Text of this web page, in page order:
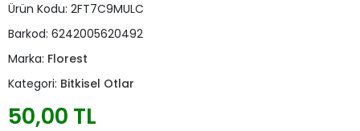
Ürün Kodu: 2FT7C9MULC
Barkod: 6242005620492
Marka: Florest
Kategori: Bitkisel Otlar
50,00 TL